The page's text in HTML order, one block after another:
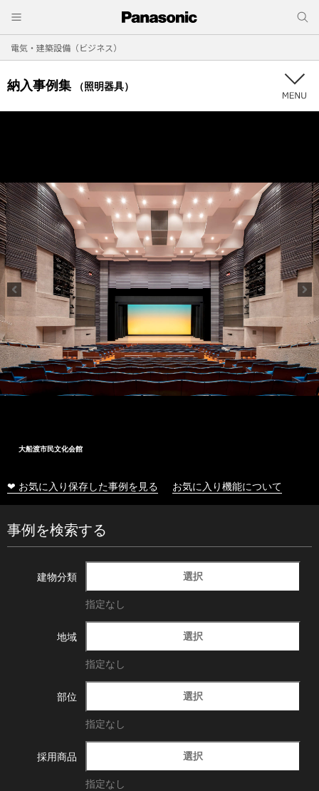
電気・建築設備（ビジネス）
納入事例集 （照明器具）
大船渡市民文化会館
❤ お気に入り保存した事例を見る お気に入り機能について
事例を検索する
建物分類 選択
指定なし
地域 選択
指定なし
部位 選択
指定なし
採用商品 選択
指定なし